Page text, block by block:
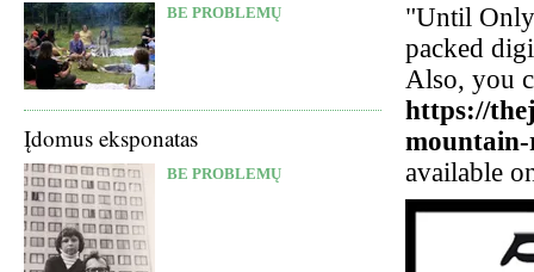
BE PROBLEMŲ
Įdomus eksponatas
BE PROBLEMŲ
"Until
packed
Also, you
https://
mountain-
available